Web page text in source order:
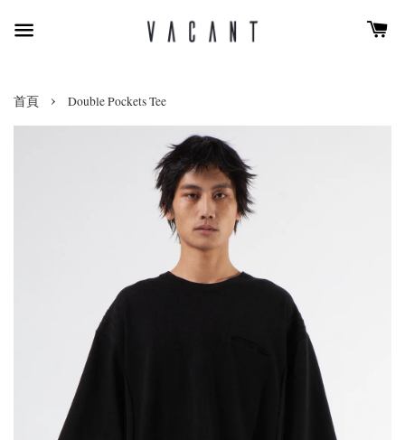
首頁 › Double Pockets Tee